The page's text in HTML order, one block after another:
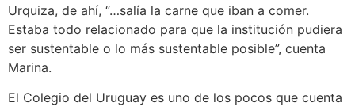
Urquiza, de ahí, “…salía la carne que iban a comer.
Estaba todo relacionado para que la institución pudiera
ser sustentable o lo más sustentable posible”, cuenta
Marina.
El Colegio del Uruguay es uno de los pocos que cuenta